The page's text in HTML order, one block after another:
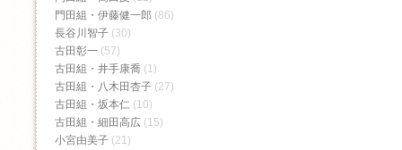
門田組・伊藤健一郎 (86)
長谷川智子 (30)
古田彰一 (57)
古田組・井手康喬 (1)
古田組・八木田杏子 (27)
古田組・坂本仁 (10)
古田組・細田高広 (15)
小宮由美子 (21)